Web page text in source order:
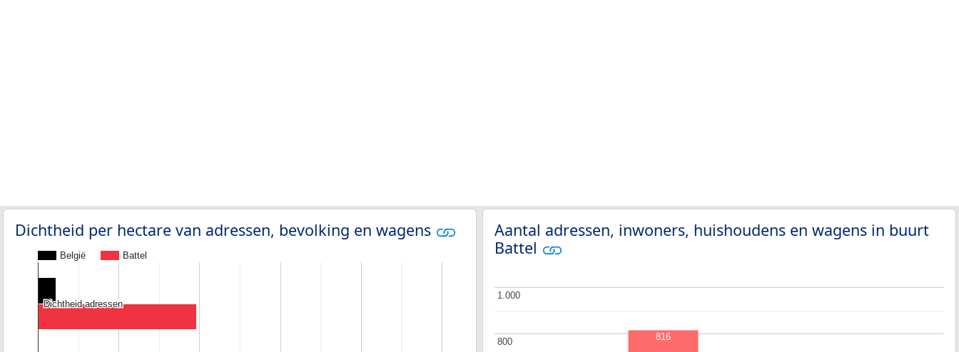
Dichtheid per hectare van adressen, bevolking en wagens
België Battel
Dichtheid adressen
Dichtheid adressen
Aantal adressen, inwoners, huishoudens en wagens in buurt
Battel
800
800
1.000
1.000
816